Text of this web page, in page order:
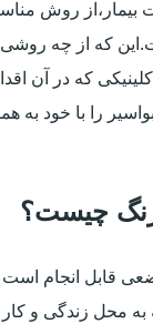
بیمار،از روش
که از چه
که در آن
را با خود به
چیست؟
قابل انجام است
به محل زندگی و کار